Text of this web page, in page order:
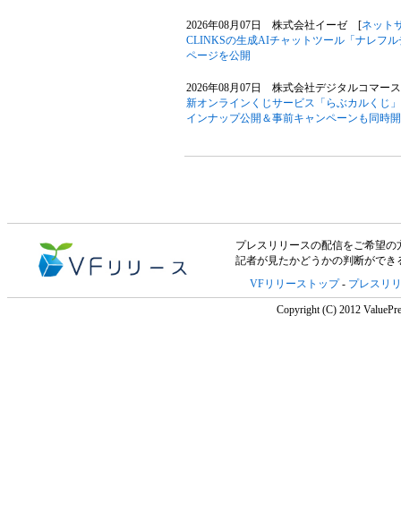
2026年08月07日 株式会社イーゼ [ネット
CLINKSの生成AIチャットツール「ナレフ
ページを公開
2026年08月07日 株式会社デジタルコマー
新オンラインくじサービス「らぶカルくじ
インナップ公開＆事前キャンペーンも同時
プレスリリースの配信をご希望の
記者が見たかどうかの判断がで
VFリリーストップ- プレスリ
Copyright (C) 2012